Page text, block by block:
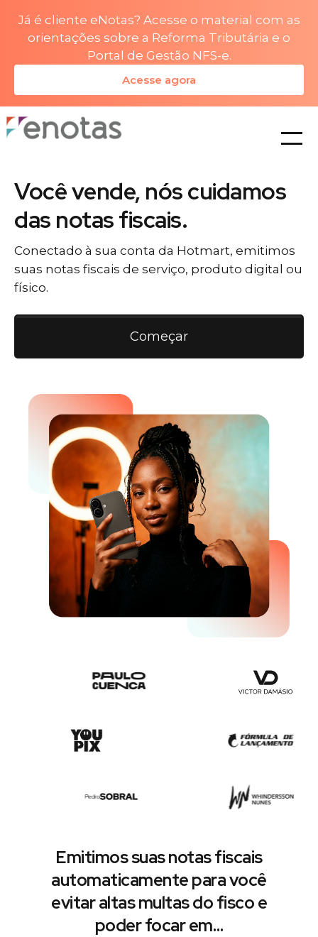
Já é cliente eNotas? Acesse o material com as
orientações sobre a Reforma Tributária e o
Portal de Gestão NFS-e.
Acesse agora
planos
Você vende, nós cuidamos
das notas fiscais.
Conectado à sua conta da Hotmart, emitimos
suas notas fiscais de serviço, produto digital ou
físico.
Começar
Emitimos suas notas fiscais
automaticamente para você
evitar altas multas do fisco e
poder focar em…